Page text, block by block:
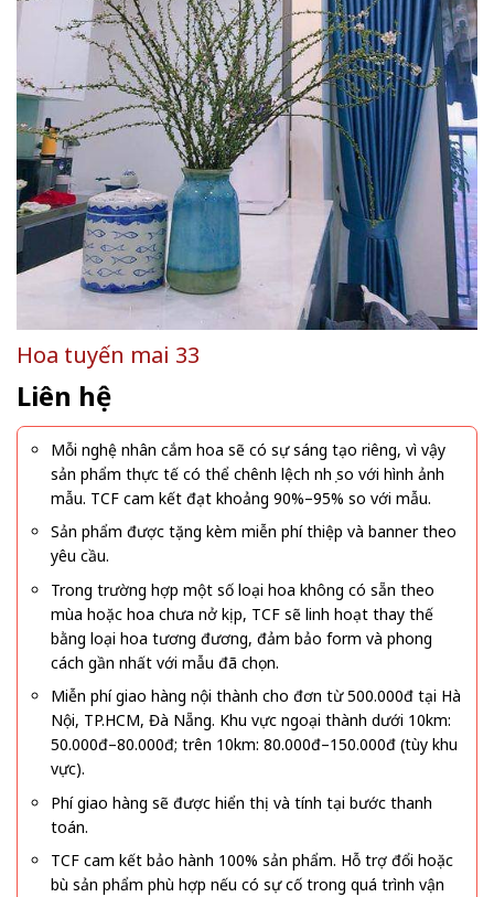
Hoa tuyến mai 33
Liên hệ
Mỗi nghệ nhân cắm hoa sẽ có sự sáng tạo riêng, vì vậy
sản phẩm thực tế có thể chênh lệch nhẹ so với hình ảnh
mẫu. TCF cam kết đạt khoảng 90%–95% so với mẫu.
Sản phẩm được tặng kèm miễn phí thiệp và banner theo
yêu cầu.
Trong trường hợp một số loại hoa không có sẵn theo
mùa hoặc hoa chưa nở kịp, TCF sẽ linh hoạt thay thế
bằng loại hoa tương đương, đảm bảo form và phong
cách gần nhất với mẫu đã chọn.
Miễn phí giao hàng nội thành cho đơn từ 500.000đ tại Hà
Nội, TP.HCM, Đà Nẵng. Khu vực ngoại thành dưới 10km:
50.000đ–80.000đ; trên 10km: 80.000đ–150.000đ (tùy khu
vực).
Phí giao hàng sẽ được hiển thị và tính tại bước thanh
toán.
TCF cam kết bảo hành 100% sản phẩm. Hỗ trợ đổi hoặc
bù sản phẩm phù hợp nếu có sự cố trong quá trình vận